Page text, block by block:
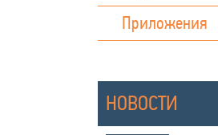
Приложения
НОВОСТИ